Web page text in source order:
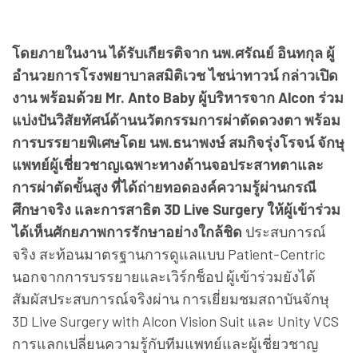
โดยภายในงาน ได้รับเกียรติจาก นพ.ศรัณย์ อินทกุล ผู้
อำนวยการโรงพยาบาลสมิติเวช ไชน่าทาวน์ กล่าวเปิด
งาน พร้อมด้วย Mr. Anto Baby ผู้บริหารจาก Alcon ร่วม
แบ่งปันวิสัยทัศน์ด้านนวัตกรรมการผ่าตัดดวงตา พร้อม
การบรรยายพิเศษโดย นพ.ธนาพงษ์ สมกิจรุ่งโรจน์ จักษุ
แพทย์ผู้เชี่ยวชาญเฉพาะทางด้านจอประสาทตาและ
การผ่าตัดขั้นสูง ที่ได้ถ่ายทอดองค์ความรู้ผ่านกรณี
ศึกษาจริง และการสาธิต 3D Live Surgery ให้ผู้เข้าร่วม
ได้เห็นศักยภาพการรักษาอย่างใกล้ชิด ประสบการณ์
จริง สะท้อนมาตรฐานการดูแลแบบ Patient-Centric
นอกจากการบรรยายและเวิร์กช็อป ผู้เข้าร่วมยังได้
สัมผัสประสบการณ์จริงผ่าน การเยี่ยมชมสถาบันจักษุ
3D Live Surgery with Alcon Vision Suit และ Unity VCS
การแลกเปลี่ยนความรู้กับทีมแพทย์และผู้เชี่ยวชาญ